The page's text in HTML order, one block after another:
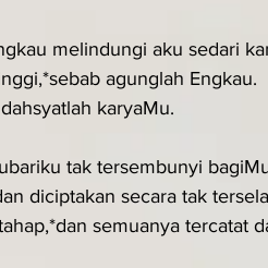
melindungi aku sedari
agunglah Engkau.
karyaMu.
tak tersembunyi
diciptakan secara tak
semuanya tercatat